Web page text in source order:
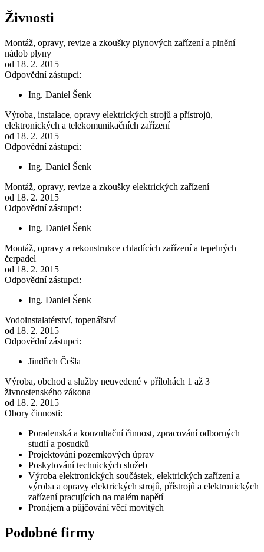
Živnosti
Montáž, opravy, revize a zkoušky plynových zařízení a plnění
nádob plyny
od 18. 2. 2015
Odpovědní zástupci:
Ing. Daniel Šenk
Výroba, instalace, opravy elektrických strojů a přístrojů,
elektronických a telekomunikačních zařízení
od 18. 2. 2015
Odpovědní zástupci:
Ing. Daniel Šenk
Montáž, opravy, revize a zkoušky elektrických zařízení
od 18. 2. 2015
Odpovědní zástupci:
Ing. Daniel Šenk
Montáž, opravy a rekonstrukce chladících zařízení a tepelných
čerpadel
od 18. 2. 2015
Odpovědní zástupci:
Ing. Daniel Šenk
Vodoinstalatérství, topenářství
od 18. 2. 2015
Odpovědní zástupci:
Jindřich Češla
Výroba, obchod a služby neuvedené v přílohách 1 až 3
živnostenského zákona
od 18. 2. 2015
Obory činnosti:
Poradenská a konzultační činnost, zpracování odborných
studií a posudků
Projektování pozemkových úprav
Poskytování technických služeb
Výroba elektronických součástek, elektrických zařízení a
výroba a opravy elektrických strojů, přístrojů a elektronických
zařízení pracujících na malém napětí
Pronájem a půjčování věcí movitých
Podobné firmy